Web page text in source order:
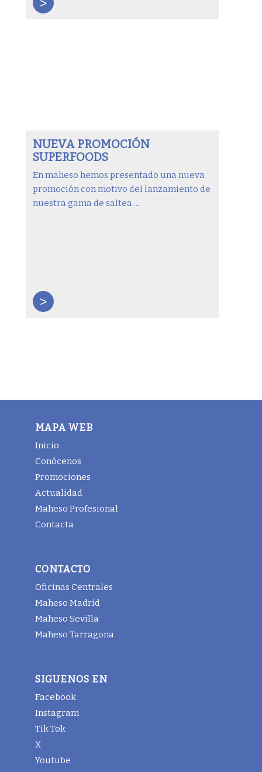
>
NUEVA PROMOCIÓN
SUPERFOODS
En maheso hemos presentado una nueva
promoción con motivo del lanzamiento de
nuestra gama de saltea ...
>
MAPA WEB
Inicio
Conócenos
Promociones
Actualidad
Maheso Profesional
Contacta
CONTACTO
Oficinas Centrales
Maheso Madrid
Maheso Sevilla
Maheso Tarragona
SIGUENOS EN
Facebook
Instagram
Tik Tok
X
Youtube